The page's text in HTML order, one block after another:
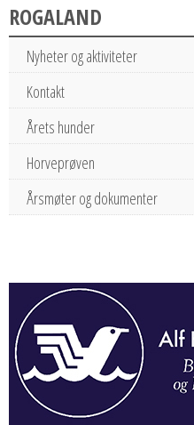
ROGALAND
Nyheter og aktiviteter
Kontakt
Årets hunder
Horveprøven
Årsmøter og dokumenter